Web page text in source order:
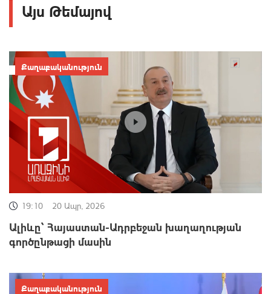
Այս Թեմայով
19:10 20 Ապր, 2026
Ալիևը՝ Հայաստան-Ադրբեջան խաղաղության
գործընթացի մասին
Քաղաքականություն
Քաղաքականություն